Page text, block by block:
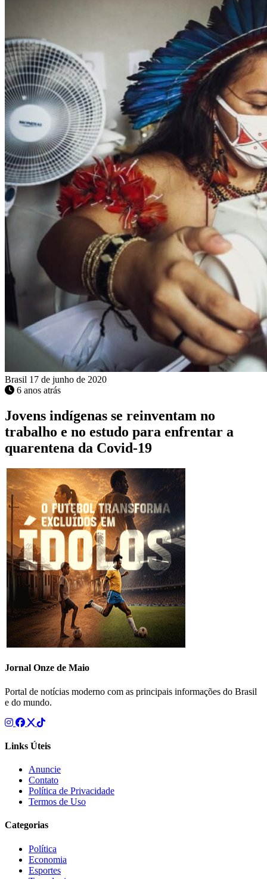
Brasil 17 de junho de 2020
6 anos atrás
Jovens indígenas se reinventam no
trabalho e no estudo para enfrentar a
quarentena da Covid-19
Jornal Onze de Maio
Portal de notícias moderno com as principais informações do Brasil
e do mundo.
Links Úteis
Anuncie
Contato
Política de Privacidade
Termos de Uso
Categorias
Política
Economia
Esportes